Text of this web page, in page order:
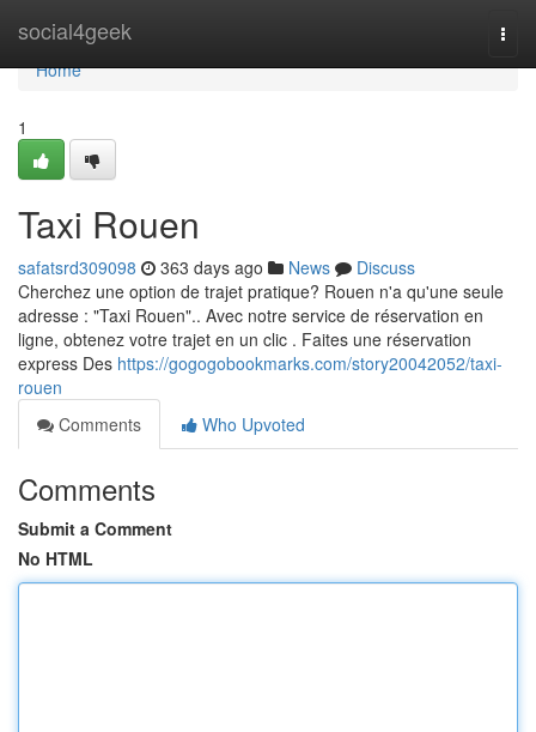
social4geek
Home
Home
1
Taxi Rouen
safatsrd309098 363 days ago News
Discuss
Cherchez une option de trajet pratique? Rouen n'a qu'une seule
adresse : "Taxi Rouen".. Avec notre service de réservation en
ligne, obtenez votre trajet en un clic . Faites une réservation
express Des https://gogogobookmarks.com/story20042052/taxi-
rouen
Comments
Who Upvoted
Comments
Submit a Comment
No HTML